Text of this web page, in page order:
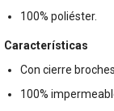
100% poliéster.
Características
Con cierre
100%